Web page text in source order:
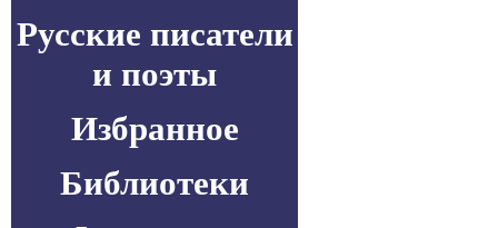
Русские писатели
и поэты
Избранное
Библиотеки